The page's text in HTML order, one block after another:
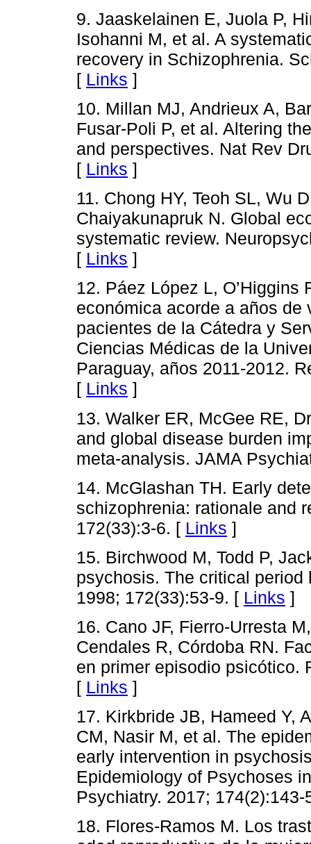
9. Jaaskelainen E, Juola P,
Isohanni M, et al. A
recovery in Schizophrenia.
[ Links ]
10. Millan MJ, Andrieux A,
Fusar-Poli P, et al. Altering
and perspectives. Nat Rev
[ Links ]
11. Chong HY, Teoh SL, Wu
Chaiyakunapruk N. Global
systematic review.
[ Links ]
12. Páez López L,
económica acorde a años
pacientes de la Cátedra y
Ciencias Médicas de la
Paraguay, años 2011-2012.
[ Links ]
13. Walker ER, McGee RE,
and global disease burden
meta-analysis. JAMA
14. McGlashan TH. Early
schizophrenia: rationale and
172(33):3-6. [ Links ]
15. Birchwood M, Todd P,
psychosis. The critical
1998; 172(33):53-9. [ Links ]
16. Cano JF, Fierro-Urresta
Cendales R, Córdoba RN.
en primer episodio psicótico.
[ Links ]
17. Kirkbride JB, Hameed Y,
CM, Nasir M, et al. The
early intervention in
Epidemiology of Psychoses
Psychiatry. 2017;
18. Flores-Ramos M. Los